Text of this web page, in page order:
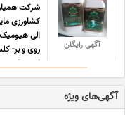
آگهی رایگان
شرکت همیار
کشاورزی
الی
اسید- کود
آگهی‌های ویژه